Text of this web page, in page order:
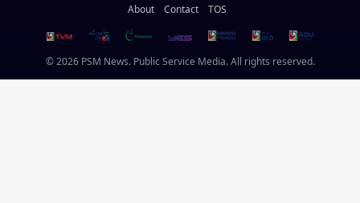
About Contact TOS
© 2026 PSM News. Public Service Media. All rights reserved.